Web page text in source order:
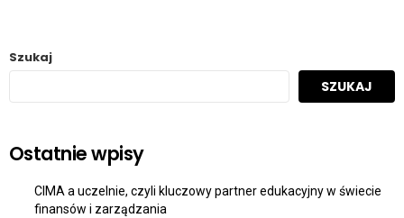
Szukaj
SZUKAJ
Ostatnie wpisy
CIMA a uczelnie, czyli kluczowy partner edukacyjny w świecie
finansów i zarządzania